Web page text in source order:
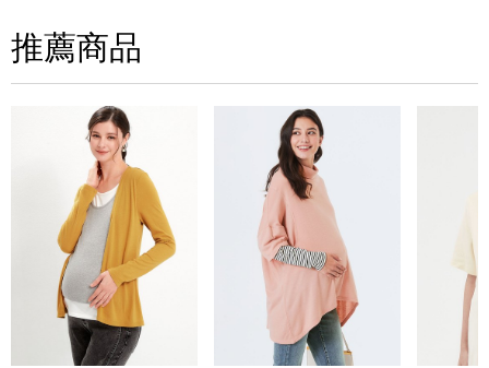
推薦商品